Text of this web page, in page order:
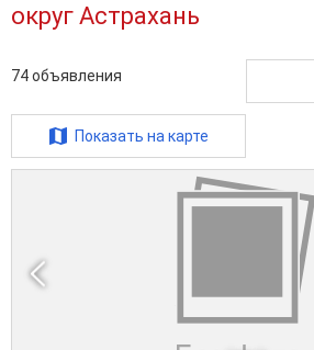
округ Астрахань
74объявления
Показать на карте